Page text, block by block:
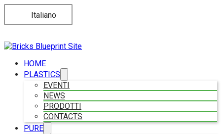
Italiano
HOME
PLASTICS
EVENTI
NEWS
PRODOTTI
CONTACTS
PURE